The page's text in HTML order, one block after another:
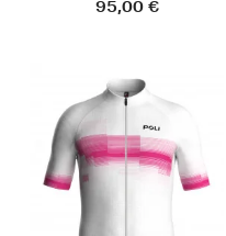
95,00 €